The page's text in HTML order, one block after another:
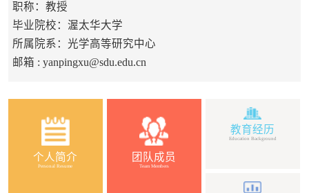
职称：教授
毕业院校：渥太华大学
所属院系：光学高等研究中心
邮箱 : yanpingxu@sdu.edu.cn
个人简介
Personal Resume
团队成员
Team Members
教育经历
Education Background